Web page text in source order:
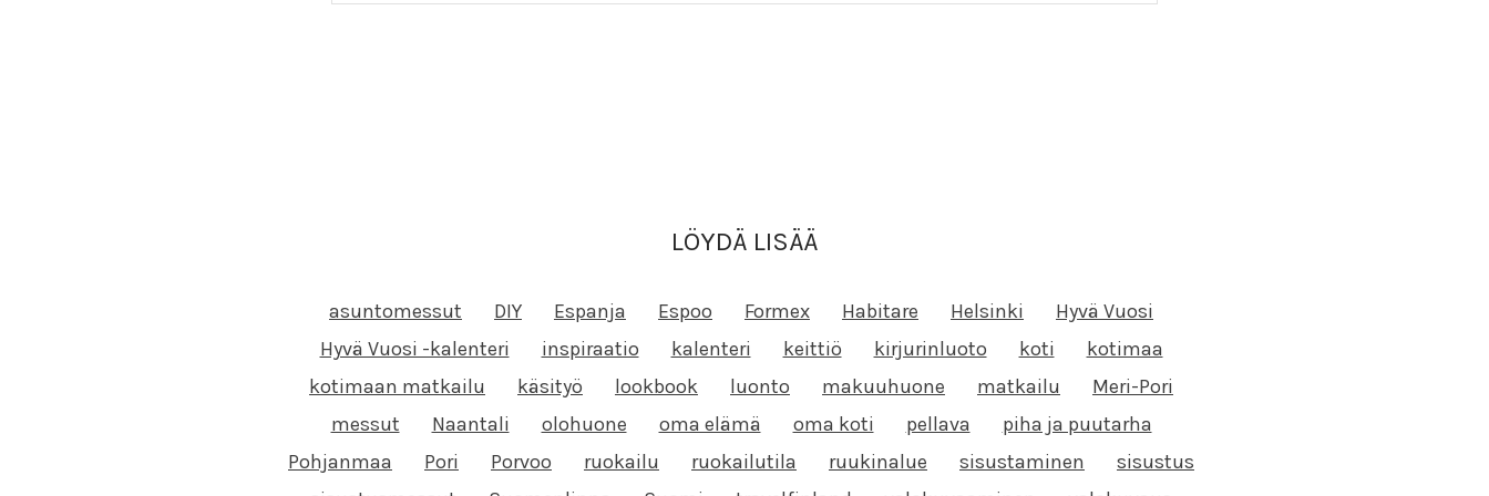
LÖYDÄ LISÄÄ
asuntomessut DIY Espanja Espoo Formex Habitare Helsinki
Hyvä Vuosi
Hyvä Vuosi -kalenteri
inspiraatio kalenteri keittiö kirjurinluoto koti
kotimaa
kotimaan matkailu
käsityö lookbook luonto makuuhuone matkailu
Meri-Pori
messut
Naantali olohuone oma elämä oma koti pellava
piha ja puutarha
Pohjanmaa
Pori Porvoo ruokailu ruokailutila ruukinalue sisustaminen
sisustus